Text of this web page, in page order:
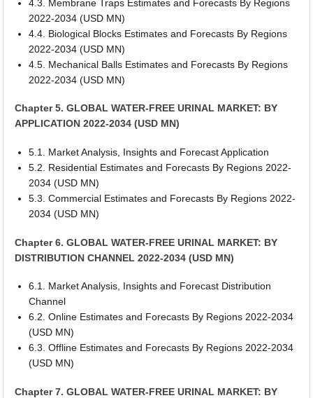
4.3. Membrane Traps Estimates and Forecasts By Regions
2022-2034 (USD MN)
4.4. Biological Blocks Estimates and Forecasts By Regions
2022-2034 (USD MN)
4.5. Mechanical Balls Estimates and Forecasts By Regions
2022-2034 (USD MN)
Chapter 5. GLOBAL WATER-FREE URINAL MARKET: BY
APPLICATION 2022-2034 (USD MN)
5.1. Market Analysis, Insights and Forecast Application
5.2. Residential Estimates and Forecasts By Regions 2022-
2034 (USD MN)
5.3. Commercial Estimates and Forecasts By Regions 2022-
2034 (USD MN)
Chapter 6. GLOBAL WATER-FREE URINAL MARKET: BY
DISTRIBUTION CHANNEL 2022-2034 (USD MN)
6.1. Market Analysis, Insights and Forecast Distribution
Channel
6.2. Online Estimates and Forecasts By Regions 2022-2034
(USD MN)
6.3. Offline Estimates and Forecasts By Regions 2022-2034
(USD MN)
Chapter 7. GLOBAL WATER-FREE URINAL MARKET: BY